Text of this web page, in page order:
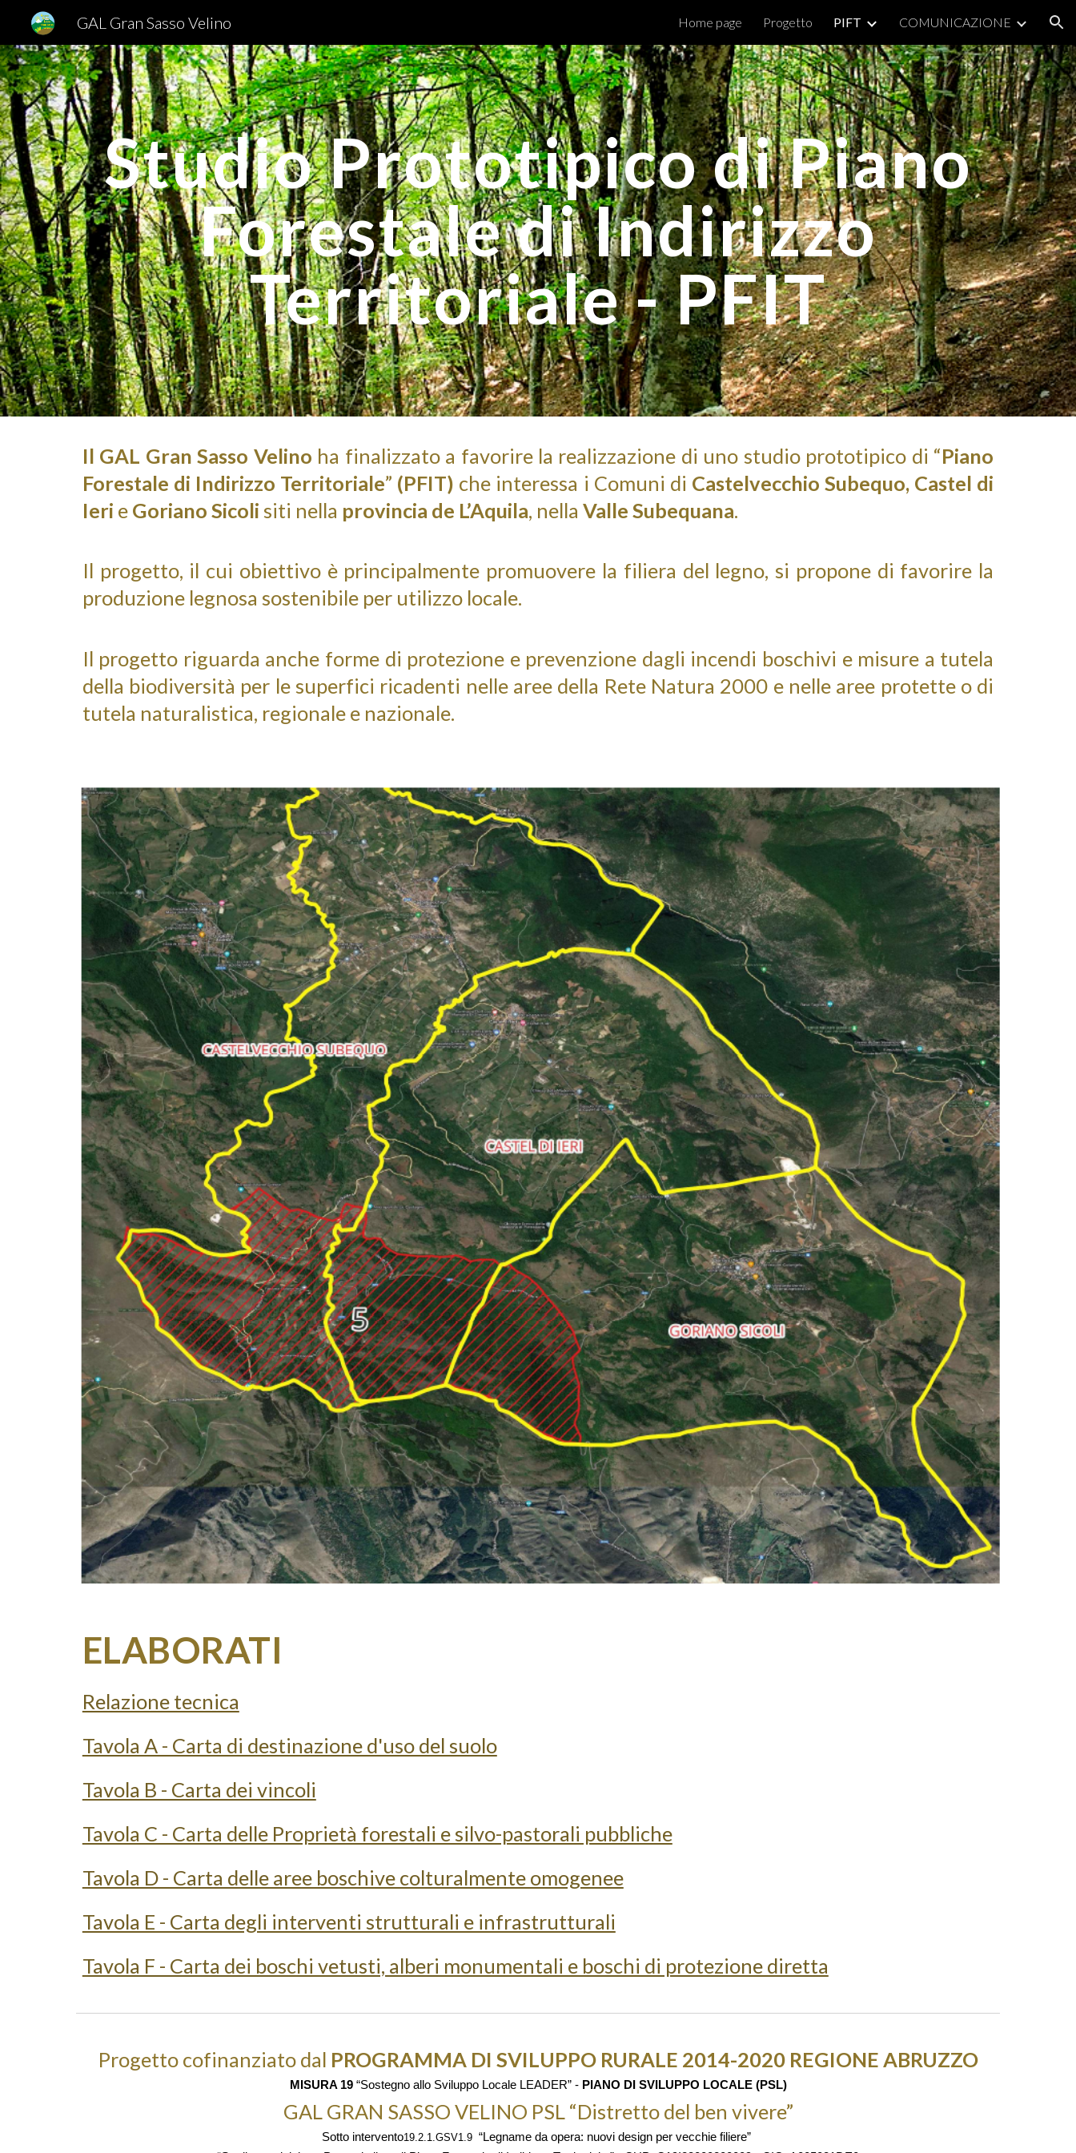
Skip to navigation
GAL Gran Sasso Velino Home page Progetto PIFT COMUNICAZIONE
Studio Prototipico di Piano
Forestale di Indirizzo
Territoriale - PFIT
Il GAL Gran Sasso Velino ha finalizzato a favorire la realizzazione di uno studio prototipico di “Piano
Forestale di Indirizzo Territoriale” (PFIT) che interessa i Comuni di Castelvecchio Subequo, Castel di
Ieri eGoriano Sicoli siti nella provincia de L’Aquila, nella Valle Subequana.
Il progetto, il cui obiettivo è principalmente promuovere la filiera del legno, si propone di favorire la
produzione legnosa sostenibile per utilizzo locale.
Il progetto riguarda anche forme di protezione e prevenzione dagli incendi boschivi e misure a tutela
della biodiversità per le superfici ricadenti nelle aree della Rete Natura 2000 e nelle aree protette o di
tutela naturalistica, regionale e nazionale.
ELABORATI
Relazione tecnica
Tavola A - Carta di destinazione d'uso del suolo
Tavola B - Carta dei vincoli
Tavola C - Carta delle Proprietà forestali e silvo-pastorali pubbliche
Tavola D - Carta delle aree boschive colturalmente omogenee
Tavola E - Carta degli interventi strutturali e infrastrutturali
Tavola F - Carta dei boschi vetusti, alberi monumentali e boschi di protezione diretta
Progetto cofinanziato dal PROGRAMMA DI SVILUPPO RURALE 2014-2020 REGIONE ABRUZZO
MISURA 19“Sostegno allo Sviluppo Locale LEADER” - PIANO DI SVILUPPO LOCALE (PSL)
GAL GRAN SASSO VELINO PSL “Distretto del ben vivere”
Sotto intervento19.2.1.GSV1.9 “Legname da opera: nuovi design per vecchie filiere”